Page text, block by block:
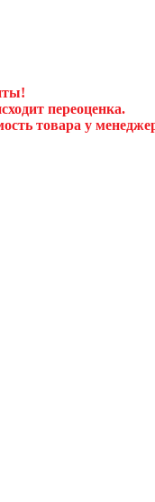
переоценка.
товара у